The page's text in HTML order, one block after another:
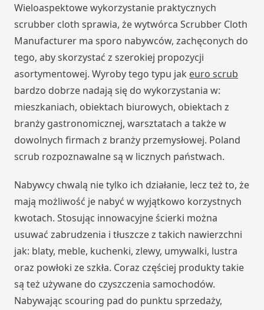
Wieloaspektowe wykorzystanie praktycznych
scrubber cloth sprawia, że wytwórca Scrubber Cloth
Manufacturer ma sporo nabywców, zachęconych do
tego, aby skorzystać z szerokiej propozycji
asortymentowej. Wyroby tego typu jak euro scrub
bardzo dobrze nadają się do wykorzystania w:
mieszkaniach, obiektach biurowych, obiektach z
branży gastronomicznej, warsztatach a także w
dowolnych firmach z branży przemysłowej. Poland
scrub rozpoznawalne są w licznych państwach.
Nabywcy chwalą nie tylko ich działanie, lecz też to, że
mają możliwość je nabyć w wyjątkowo korzystnych
kwotach. Stosując innowacyjne ścierki można
usuwać zabrudzenia i tłuszcze z takich nawierzchni
jak: blaty, meble, kuchenki, zlewy, umywalki, lustra
oraz powłoki ze szkła. Coraz częściej produkty takie
są też używane do czyszczenia samochodów.
Nabywając scouring pad do punktu sprzedaży,